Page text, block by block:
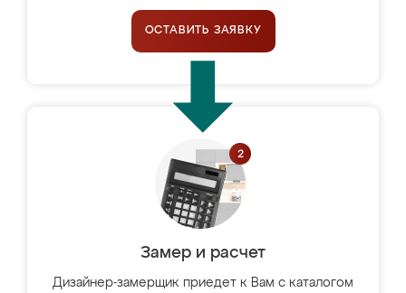
ОСТАВИТЬ ЗАЯВКУ
Замер и расчет
Дизайнер-замерщик приедет к Вам с каталогом